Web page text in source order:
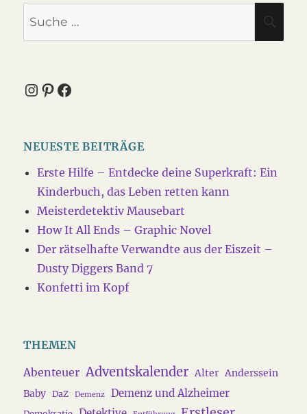
Instagram
Pinterest
Facebook
NEUESTE BEITRÄGE
Erste Hilfe – Entdecke deine Superkraft: Ein
Kinderbuch, das Leben retten kann
Meisterdetektiv Mausebart
How It All Ends – Graphic Novel
Der rätselhafte Verwandte aus der Eiszeit –
Dusty Diggers Band 7
Konfetti im Kopf
THEMEN
Abenteuer Adventskalender Alter Anderssein
Baby
DaZ Demenz Demenz und Alzheimer